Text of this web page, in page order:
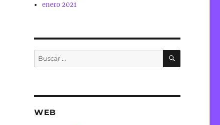
enero 2021
Buscar
por:
BUSCAR
WEB